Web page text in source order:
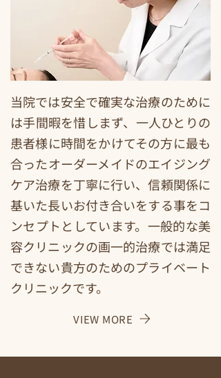
当院では安全で確実な治療のために
は手間暇を惜しまず、一人ひとりの
患者様に時間をかけてその方に最も
合ったオーダーメイドのエイジング
ケア治療を丁寧に行い、信頼関係に
基いた長いお付き合いをする事をコ
ンセプトとしています。一般的な美
容クリニックの画一的治療では満足
できない貴方のためのプライベート
クリニックです。
VIEW MORE